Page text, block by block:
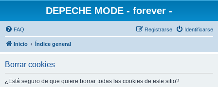
DEPECHE MODE - forever -
FAQ Identificarse
Registrarse
Inicio Índice general
Borrar cookies
¿Está seguro de que quiere borrar todas las cookies de este sitio?